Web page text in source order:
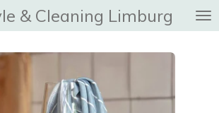
& Cleaning Limburg